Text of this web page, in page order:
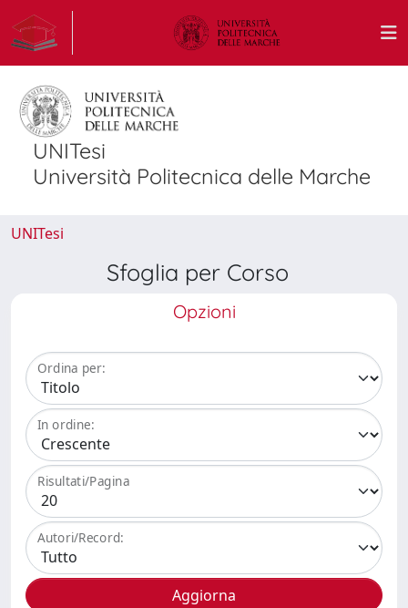
UNITesi
Università Politecnica delle Marche
UNITesi
Sfoglia per Corso
Opzioni
Ordina per:
In ordine:
Risultati/Pagina
Autori/Record: